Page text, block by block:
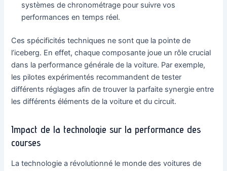
systèmes de chronométrage pour suivre vos
performances en temps réel.
Ces spécificités techniques ne sont que la pointe de
l’iceberg. En effet, chaque composante joue un rôle crucial
dans la performance générale de la voiture. Par exemple,
les pilotes expérimentés recommandent de tester
différents réglages afin de trouver la parfaite synergie entre
les différents éléments de la voiture et du circuit.
Impact de la technologie sur la performance des
courses
La technologie a révolutionné le monde des voitures de